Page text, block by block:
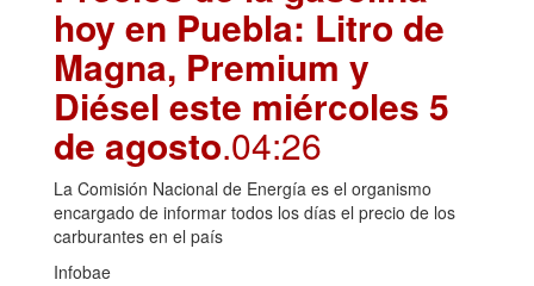
hoy en Puebla: Litro de
Magna, Premium y
Diésel este miércoles 5
de agosto.04:26
La Comisión Nacional de Energía es el organismo
encargado de informar todos los días el precio de los
carburantes en el país
Infobae